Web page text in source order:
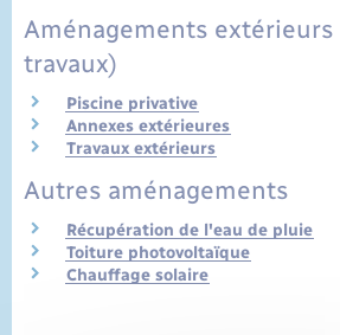
Aménagements
travaux)
Piscine privative
Annexes extérieures
Travaux extérieurs
Autres aménagements
Récupération de l'eau de pluie
Toiture photovoltaïque
Chauffage solaire